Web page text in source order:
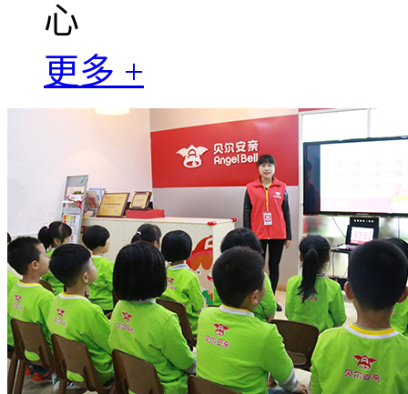
心
更多 +